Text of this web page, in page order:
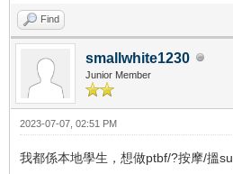
Find
smallwhite1230
Junior Member
2023-07-07, 02:51 PM
我都係本地學生，想做ptbf/?按摩/搵